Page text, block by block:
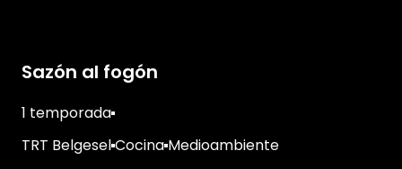
Sazón al fogón
1 temporada
TRT BelgeselCocina Medioambiente